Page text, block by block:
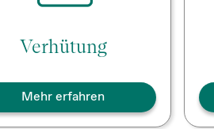
Verhütung
Mehr erfahren